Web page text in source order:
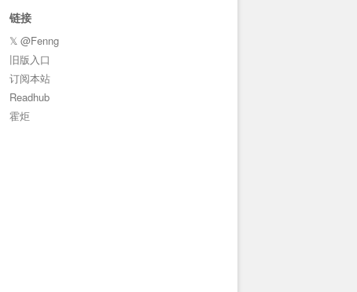
链接
𝕏 @Fenng
旧版入口
订阅本站
Readhub
霍炬